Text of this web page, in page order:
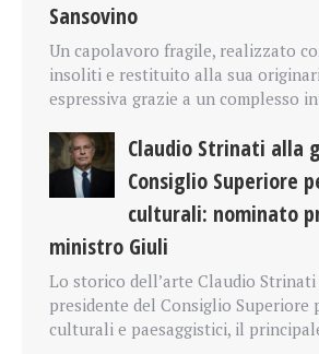
Sansovino
Un capolavoro fragile, realizzato
insoliti e restituito alla sua
espressiva grazie a un complesso
Claudio Strinati alla
Consiglio Superiore
culturali: nominato
ministro Giuli
Lo storico dell’arte Claudio
presidente del Consiglio Superiore
culturali e paesaggistici, il